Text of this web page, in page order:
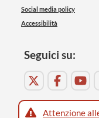
Social media policy
Accessibilità
Seguici su:
Attenzione